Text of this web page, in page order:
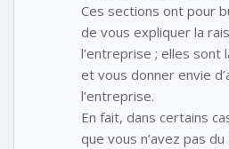
Ces sections ont pour
de vous expliquer la
l’entreprise ; elles sont
et vous donner envie
l’entreprise.
En fait, dans certains
que vous n’avez pas